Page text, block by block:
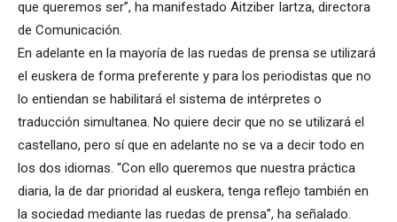
que queremos ser”, ha manifestado Aitziber Iartza, directora
de Comunicación.
En adelante en la mayoría de las ruedas de prensa se utilizará
el euskera de forma preferente y para los periodistas que no
lo entiendan se habilitará el sistema de intérpretes o
traducción simultanea. No quiere decir que no se utilizará el
castellano, pero sí que en adelante no se va a decir todo en
los dos idiomas. “Con ello queremos que nuestra práctica
diaria, la de dar prioridad al euskera, tenga reflejo también en
la sociedad mediante las ruedas de prensa”, ha señalado.